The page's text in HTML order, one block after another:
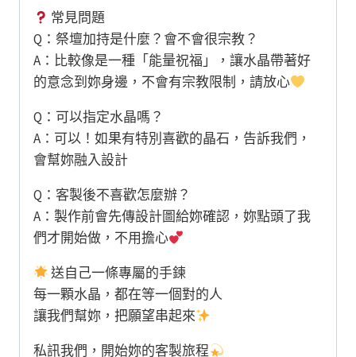
常見問題
Q：祭壇加持是什麼？會不會很宗教？
A：比較像是一種「能量祝福」，讓水晶帶著好
的意念到妳身邊，不會有宗教限制，請放心
Q：可以指定水晶嗎？
A：可以！如果有特別喜歡的晶石，告訴我們，
會幫妳融入設計
Q：客製後不喜歡怎麼辦？
A：製作前會先傳設計圖給妳確認，妳點頭了我
們才開始做，不用擔心
送自己一條專屬的手鍊
每一顆水晶，都在等一個對的人
讓我們幫妳，把願望串起來
私訊我們，開始妳的客製旅程